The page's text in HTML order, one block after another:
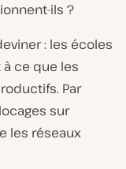
ils ?
: les écoles
ce que les
Par
sur
les réseaux